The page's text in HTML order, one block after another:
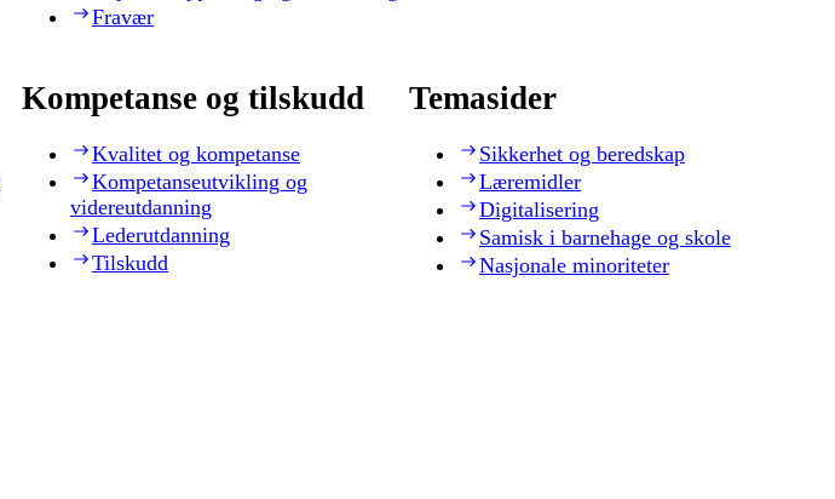
Fravær
Kompetanse og tilskudd
Kvalitet og kompetanse
Kompetanseutvikling og
videreutdanning
Lederutdanning
Tilskudd
Temasider
Sikkerhet og beredskap
Læremidler
Digitalisering
Samisk i barnehage og skole
Nasjonale minoriteter